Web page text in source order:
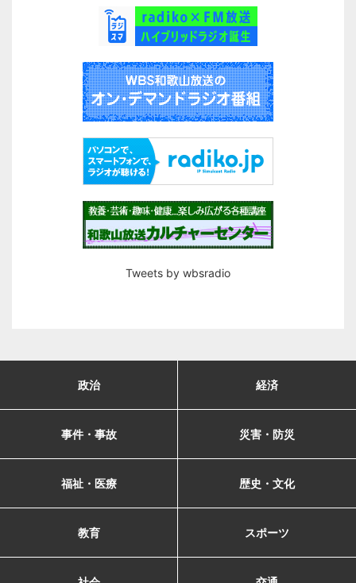
Tweets by wbsradio
政治 経済
事件・事故 災害・防災
福祉・医療 歴史・文化
教育 スポーツ